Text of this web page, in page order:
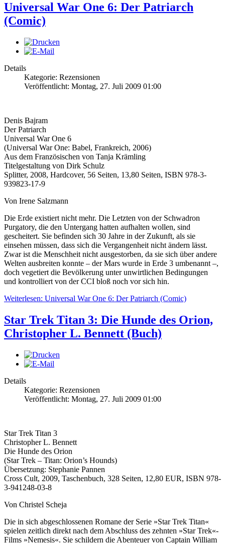
Universal War One 6: Der Patriarch
(Comic)
Details
Kategorie: Rezensionen
Veröffentlicht: Montag, 27. Juli 2009 01:00
Denis Bajram
Der Patriarch
Universal War One 6
(Universal War One: Babel, Frankreich, 2006)
Aus dem Französischen von Tanja Krämling
Titelgestaltung von Dirk Schulz
Splitter, 2008, Hardcover, 56 Seiten, 13,80 Seiten, ISBN 978-3-
939823-17-9
Von Irene Salzmann
Die Erde existiert nicht mehr. Die Letzten von der Schwadron
Purgatory, die den Untergang hatten aufhalten wollen, sind
gescheitert. Sie befinden sich 30 Jahre in der Zukunft, als sie
einsehen müssen, dass sich die Vergangenheit nicht ändern lässt.
Zwar ist die Menschheit nicht ausgestorben, da sie sich über andere
Welten ausbreiten konnte – der Mars wurde in Erde 3 umbenannt –,
doch vegetiert die Bevölkerung unter unwirtlichen Bedingungen
und kontrolliert von der CCI bloß noch vor sich hin.
Weiterlesen: Universal War One 6: Der Patriarch (Comic)
Star Trek Titan 3: Die Hunde des Orion,
Christopher L. Bennett (Buch)
Details
Kategorie: Rezensionen
Veröffentlicht: Montag, 27. Juli 2009 01:00
Star Trek Titan 3
Christopher L. Bennett
Die Hunde des Orion
(Star Trek – Titan: Orion’s Hounds)
Übersetzung: Stephanie Pannen
Cross Cult, 2009, Taschenbuch, 328 Seiten, 12,80 EUR, ISBN 978-
3-941248-03-8
Von Christel Scheja
Die in sich abgeschlossenen Romane der Serie »Star Trek Titan«
spielen zeitlich direkt nach dem Abschluss des zehnten »Star Trek«-
Films »Nemesis«. Sie schildern die Abenteuer von Captain William